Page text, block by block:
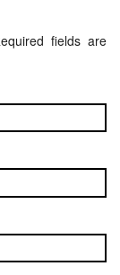
fields are